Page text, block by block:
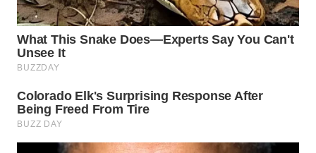
WN
LIKUPANG
WN
WN